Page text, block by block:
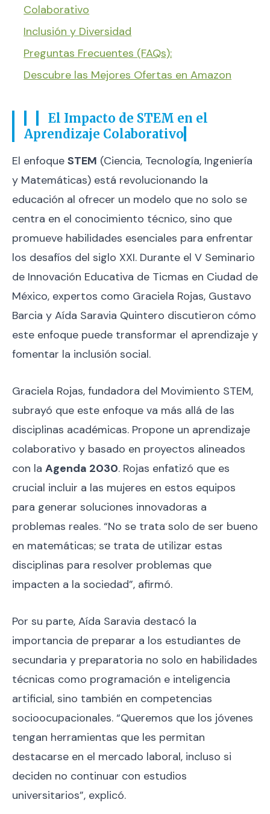
Colaborativo
Inclusión y Diversidad
Preguntas Frecuentes (FAQs):
Descubre las Mejores Ofertas en Amazon
El Impacto de STEM en el
Aprendizaje Colaborativo
El enfoque STEM (Ciencia, Tecnología, Ingeniería
y Matemáticas) está revolucionando la
educación al ofrecer un modelo que no solo se
centra en el conocimiento técnico, sino que
promueve habilidades esenciales para enfrentar
los desafíos del siglo XXI. Durante el V Seminario
de Innovación Educativa de Ticmas en Ciudad de
México, expertos como Graciela Rojas, Gustavo
Barcia y Aída Saravia Quintero discutieron cómo
este enfoque puede transformar el aprendizaje y
fomentar la inclusión social.
Graciela Rojas, fundadora del Movimiento STEM,
subrayó que este enfoque va más allá de las
disciplinas académicas. Propone un aprendizaje
colaborativo y basado en proyectos alineados
con la Agenda 2030. Rojas enfatizó que es
crucial incluir a las mujeres en estos equipos
para generar soluciones innovadoras a
problemas reales. “No se trata solo de ser bueno
en matemáticas; se trata de utilizar estas
disciplinas para resolver problemas que
impacten a la sociedad”, afirmó.
Por su parte, Aída Saravia destacó la
importancia de preparar a los estudiantes de
secundaria y preparatoria no solo en habilidades
técnicas como programación e inteligencia
artificial, sino también en competencias
socioocupacionales. “Queremos que los jóvenes
tengan herramientas que les permitan
destacarse en el mercado laboral, incluso si
deciden no continuar con estudios
universitarios”, explicó.